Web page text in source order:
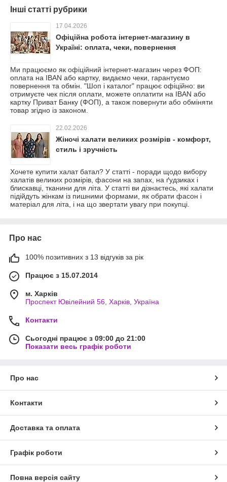
Інші статті рубрики
17.04.2026
Офіційна робота інтернет-магазину в
Україні: оплата, чеки, повернення
Ми працюємо як офіційний інтернет-магазин через ФОП:
оплата на IBAN або картку, видаємо чеки, гарантуємо
повернення та обмін. "Шоп і каталог" працює офіційно: ви
отримуєте чек після оплати, можете оплатити на IBAN або
картку Приват Банку (ФОП), а також повернути або обміняти
товар згідно із законом.
22.02.2026
Жіночі халати великих розмірів - комфорт,
стиль і зручність
Хочете купити халат батал? У статті - поради щодо вибору
халатів великих розмірів, фасони на запах, на ґудзиках і
блискавці, тканини для літа. У статті ви дізнаєтесь, які халати
підійдуть жінкам із пишними формами, як обрати фасон і
матеріал для літа, і на що звертати увагу при покупці.
Про нас
100% позитивних з 13 відгуків за рік
Працює з 15.07.2014
м. Харків
Проспект Ювілейний 56, Харків, Україна
Контакти
Сьогодні працює з 09:00 до 21:00
Показати весь графік роботи
Про нас
Контакти
Доставка та оплата
Графік роботи
Повна версія сайту